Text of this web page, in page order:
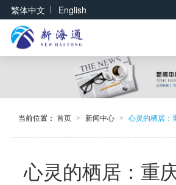
繁体中文 | English
当前位置： 首页 > 新闻中心 > 心灵的栖居：
心灵的栖居：重